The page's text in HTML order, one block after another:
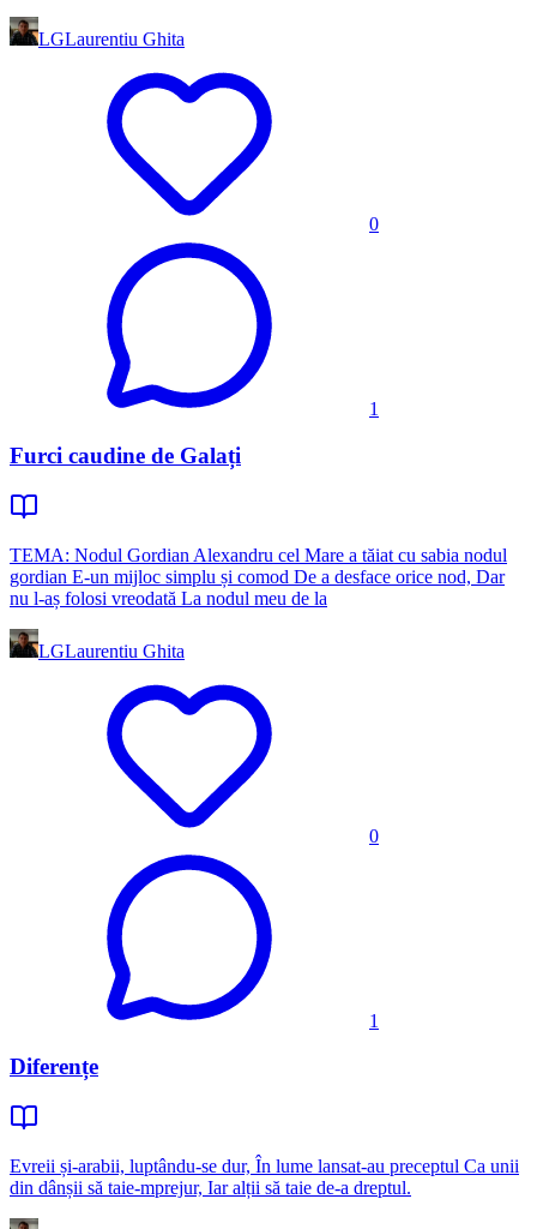
LGLaurentiu Ghita
0
1
Furci caudine de Galați
TEMA: Nodul Gordian Alexandru cel Mare a tăiat cu sabia nodul
gordian E-un mijloc simplu și comod De a desface orice nod, Dar
nu l-aș folosi vreodată La nodul meu de la
LGLaurentiu Ghita
0
1
Diferențe
Evreii și-arabii, luptându-se dur, În lume lansat-au preceptul Ca unii
din dânșii să taie-mprejur, Iar alții să taie de-a dreptul.